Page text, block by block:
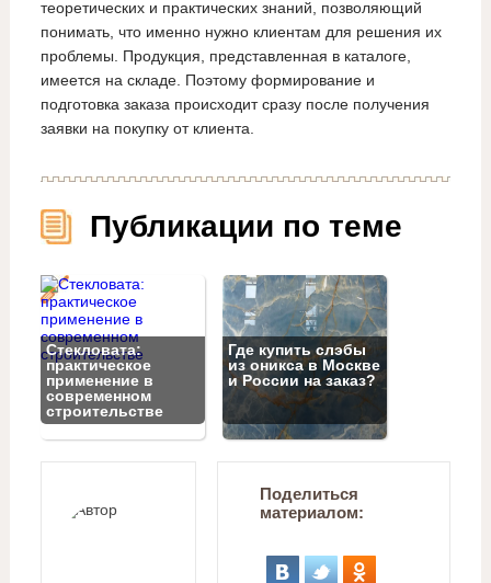
теоретических и практических знаний, позволяющий
понимать, что именно нужно клиентам для решения их
проблемы. Продукция, представленная в каталоге,
имеется на складе. Поэтому формирование и
подготовка заказа происходит сразу после получения
заявки на покупку от клиента.
Публикации по теме
Стекловата:
практическое
применение в
современном
строительстве
Где купить слэбы
из оникса в Москве
и России на заказ?
Поделиться
материалом: